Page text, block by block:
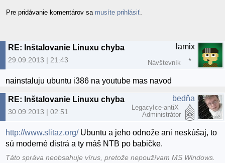
Pre pridávanie komentárov sa musíte prihlásiť
RE: Inštalovanie Linuxu chyba
29.09.2013 | 21:43
lamix
Návštevník
nainstaluju ubuntu i386 na youtube mas navod
RE: Inštalovanie Linuxu chyba
30.09.2013 | 02:51
bedňa
LegacyIce-antiX
Administrátor
http://www.slitaz.org/Ubuntu a jeho odnože ani neskúšaj, to
sú moderné distrá a ty máš NTB po babičke.
Táto správa neobsahuje vírus, pretože nepoužívam MS Windows.